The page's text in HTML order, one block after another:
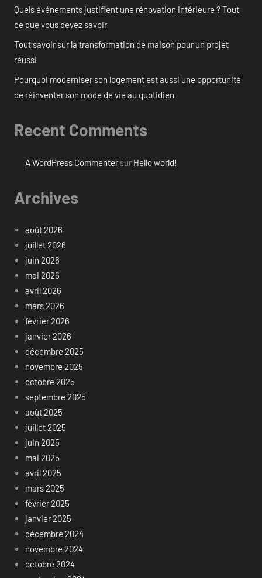
Quels événements justifient une rénovation intérieure ? Tout
ce que vous devez savoir
Tout savoir sur la transformation de maison pour un projet
réussi
Pourquoi moderniser son logement est aussi une opportunité
de réinventer son mode de vie au quotidien
Recent Comments
A WordPress Commentersur Hello world!
Archives
août 2026
juillet 2026
juin 2026
mai 2026
avril 2026
mars 2026
février 2026
janvier 2026
décembre 2025
novembre 2025
octobre 2025
septembre 2025
août 2025
juillet 2025
juin 2025
mai 2025
avril 2025
mars 2025
février 2025
janvier 2025
décembre 2024
novembre 2024
octobre 2024